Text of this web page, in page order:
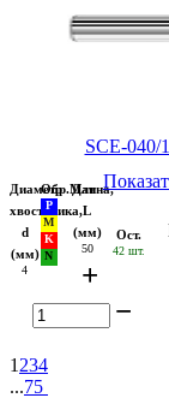
SCE-040/
Диаметр
хвостовика,
d
(мм)
4
Обр.МатДлина,
L
(мм)
50
Ост.
42 шт.
+
−
1 234
...75